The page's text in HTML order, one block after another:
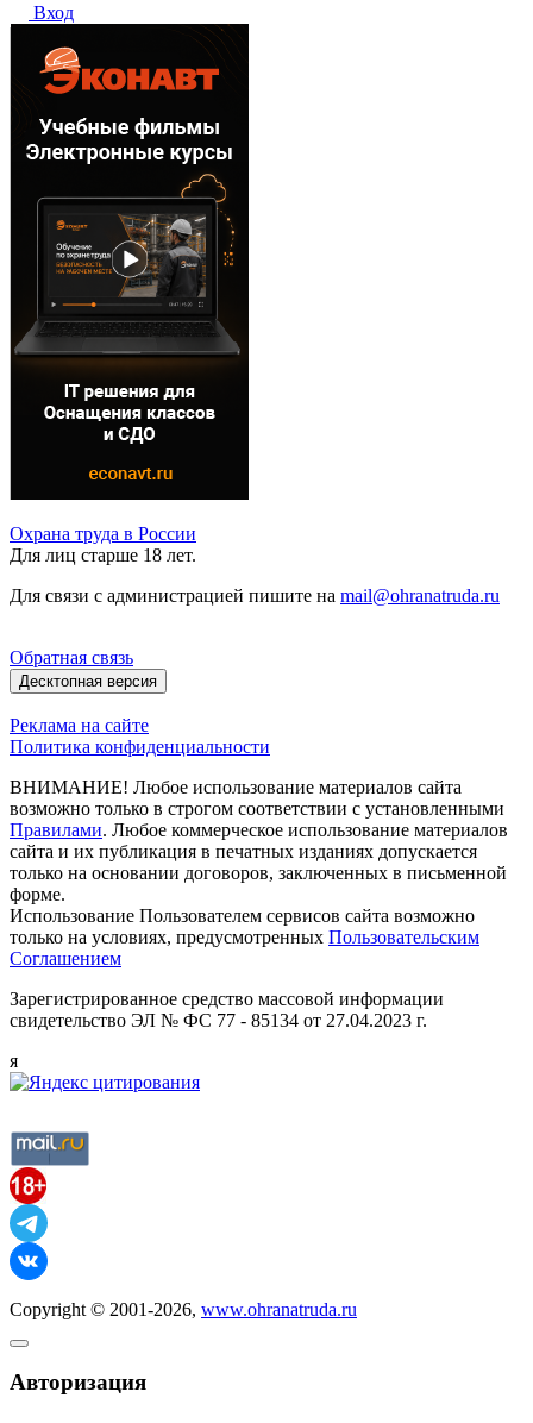
Вход
Охрана труда в России
Для лиц старше 18 лет.
Для связи с администрацией пишите на mail@ohranatruda.ru
Обратная связь
Десктопная версия
Реклама на сайте
Политика конфиденциальности
ВНИМАНИЕ! Любое использование материалов сайта
возможно только в строгом соответствии с установленными
Правилами. Любое коммерческое использование материалов
сайта и их публикация в печатных изданиях допускается
только на основании договоров, заключенных в письменной
форме.
Использование Пользователем сервисов сайта возможно
только на условиях, предусмотренных Пользовательским
Соглашением
Зарегистрированное средство массовой информации
свидетельство ЭЛ № ФС 77 - 85134 от 27.04.2023 г.
я
Copyright © 2001-2026, www.ohranatruda.ru
Авторизация